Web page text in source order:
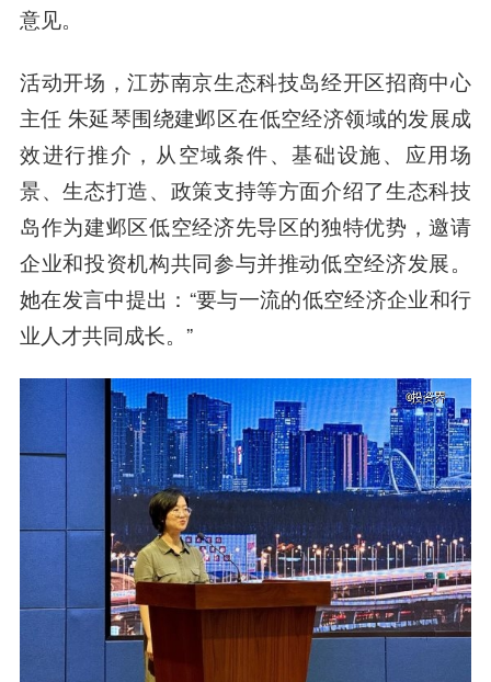
意见。
活动开场，江苏南京生态科技岛经开区招商中心
主任 朱延琴围绕建邺区在低空经济领域的发展成
效进行推介，从空域条件、基础设施、应用场
景、生态打造、政策支持等方面介绍了生态科技
岛作为建邺区低空经济先导区的独特优势，邀请
企业和投资机构共同参与并推动低空经济发展。
她在发言中提出：“要与一流的低空经济企业和行
业人才共同成长。”